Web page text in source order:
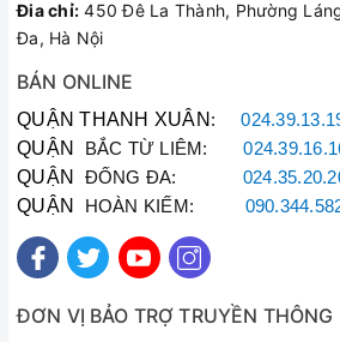
Đia chỉ: 450 Đê La Thành, Phường
Đa, Hà Nội
BÁN ONLINE
QUẬN THANH XUÂN :
QUẬN BẮC TỪ LIÊM:
QUẬN ĐỐNG ĐA:
QUẬN HOÀN KIẾM:
ĐƠN VỊ BẢO TRỢ TRUYỀN THÔNG